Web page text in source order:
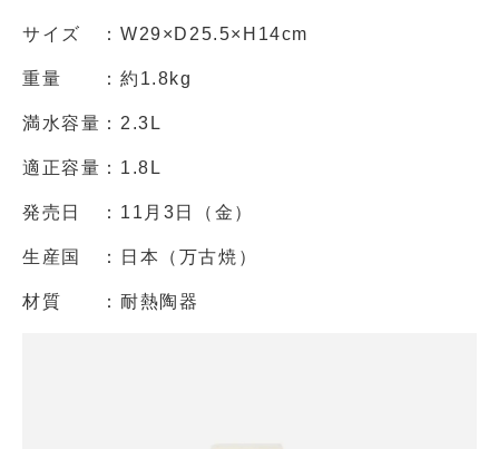
サイズ ：W29×D25.5×H14cm
重量 ：約1.8kg
満水容量：2.3L
適正容量：1.8L
発売日 ：11月3日（金）
生産国 ：日本（万古焼）
材質 ：耐熱陶器